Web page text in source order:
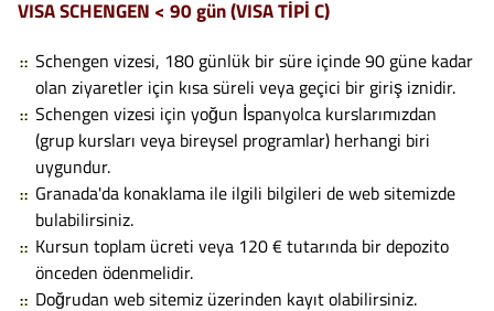
VISA SCHENGEN < 90 gün (VISA TİPİ C)
Schengen vizesi, 180 günlük bir süre içinde 90 güne kadar
olan ziyaretler için kısa süreli veya geçici bir giriş iznidir.
Schengen vizesi için yoğun İspanyolca kurslarımızdan
(grup kursları veya bireysel programlar) herhangi biri
uygundur.
Granada'da konaklama ile ilgili bilgileri de web sitemizde
bulabilirsiniz.
Kursun toplam ücreti veya 120 € tutarında bir depozito
önceden ödenmelidir.
Doğrudan web sitemiz üzerinden kayıt olabilirsiniz.